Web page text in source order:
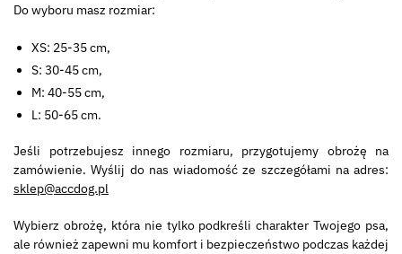
Do wyboru masz rozmiar:
XS: 25-35 cm,
S: 30-45 cm,
M: 40-55 cm,
L: 50-65 cm.
Jeśli potrzebujesz innego rozmiaru, przygotujemy obrożę na
zamówienie. Wyślij do nas wiadomość ze szczegółami na adres:
sklep@accdog.pl
Wybierz obrożę, która nie tylko podkreśli charakter Twojego psa,
ale również zapewni mu komfort i bezpieczeństwo podczas każdej